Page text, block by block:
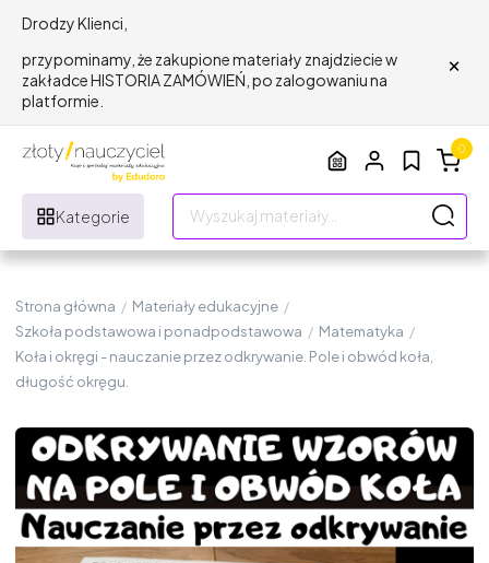
Drodzy Klienci,
przypominamy, że zakupione materiały znajdziecie w
zakładce HISTORIA ZAMÓWIEŃ, po zalogowaniu na
platformie.
×
Kategorie
0
Strona główna / Materiały edukacyjne /
Szkoła podstawowa i ponadpodstawowa / Matematyka /
Koła i okręgi - nauczanie przez odkrywanie. Pole i obwód koła,
długość okręgu.